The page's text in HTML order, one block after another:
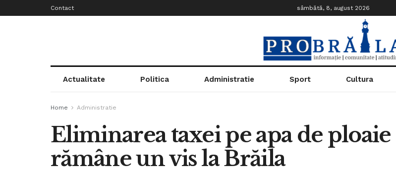
Contact sâmbătă, 8, august 2026
Actualitate Politica Administratie Sport Cultura
Home Administratie
Eliminarea taxei pe apa de ploaie
rămâne un vis la Brăila